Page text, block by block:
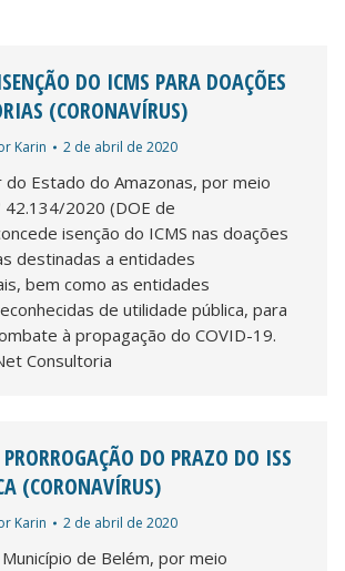
DO ICMS PARA DOAÇÕES
(CORONAVÍRUS)
Karin 2 de abril de 2020
Estado do Amazonas, por meio
2020 (DOE de
isenção do ICMS nas doações
destinadas a entidades
bem como as entidades
de utilidade pública, para
à propagação do COVID-19.
Consultoria
DO PRAZO DO ISS
(CORONAVÍRUS)
Karin 2 de abril de 2020
de Belém, por meio